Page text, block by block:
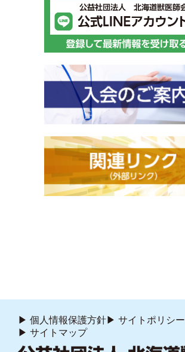
個人情報保護方針
サイトポリシー
サイトマップ